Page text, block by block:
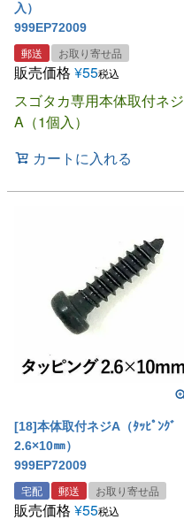
入）
999EP72009
郵送 お取り寄せ品
販売価格 ¥55税込
スゴタカ専用本体取付ネジ
A（1個入）
カートに入れる
[18]本体取付ネジA（ﾀｯﾋﾟﾝｸﾞ
2.6×10㎜）
999EP72009
宅配 郵送 お取り寄せ品
販売価格 ¥55税込